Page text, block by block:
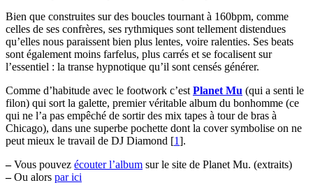
Bien que construites sur des boucles tournant à 160bpm, comme
celles de ses confrères, ses rythmiques sont tellement distendues
qu’elles nous paraissent bien plus lentes, voire ralenties. Ses beats
sont également moins farfelus, plus carrés et se focalisent sur
l’essentiel : la transe hypnotique qu’il sont censés générer.
Comme d’habitude avec le footwork c’est Planet Mu (qui a senti le
filon) qui sort la galette, premier véritable album du bonhomme (ce
qui ne l’a pas empêché de sortir des mix tapes à tour de bras à
Chicago), dans une superbe pochette dont la cover symbolise on ne
peut mieux le travail de DJ Diamond [1].
–Vous pouvez écouter l’album sur le site de Planet Mu. (extraits)
–Ou alors par ici